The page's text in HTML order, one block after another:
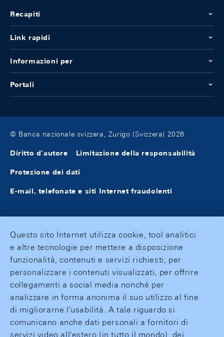
Recapiti
Link rapidi
Informazioni per
Portali
© Banca nazionale svizzera, Zurigo (Svizzera) 2026
Diritto d'autore Limitazione della responsabilità
Protezione dei dati
E-mail, telefonate e siti Internet fraudolenti
Questo sito Internet utilizza cookie, tool analitici
e altre tecnologie per mettere a disposizione
funzionalità, contenuti e servizi richiesti, per
personalizzare i contenuti visualizzati, per offrire
collegamenti a social media nonché per
analizzare in forma anonima il suo utilizzo al fine
di migliorarne l'usabilità. A tale riguardo si
comunicano anche dati personali a fornitori di
servizi video all'estero (in tutto il mondo), dei